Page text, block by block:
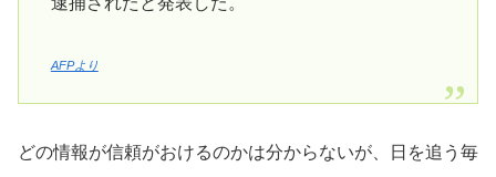
AFPより
どの情報が信頼がおけるのかは分からないが、日を追う毎